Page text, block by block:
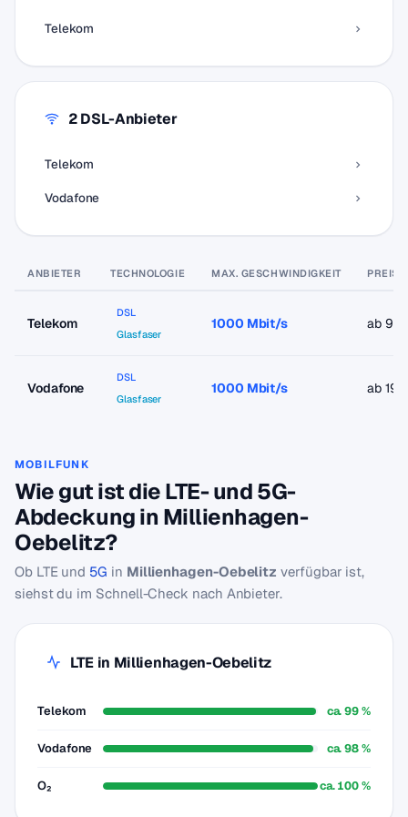
Telekom
2 DSL-Anbieter
Telekom
Vodafone
ANBIETER TECHNOLOGIE MAX. GESCHWINDIGKEIT PREIS
Telekom
DSL
Glasfaser
1000 Mbit/s ab
Vodafone
DSL
Glasfaser
1000 Mbit/s ab
MOBILFUNK
Wie gut ist die LTE- und 5G-
Abdeckung in Millienhagen-
Oebelitz?
Ob LTE und 5G in Millienhagen-Oebelitz verfügbar ist,
siehst du im Schnell-Check nach Anbieter.
LTE in Millienhagen-Oebelitz
Telekom ca. 99 %
Vodafone ca. 98 %
O₂ ca. 100 %